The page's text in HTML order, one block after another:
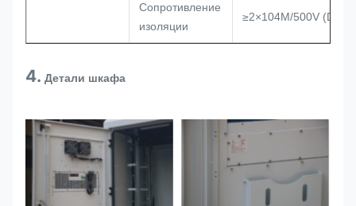
Сопротивление
изоляции
≥2×104M/500V (DC)
4. Детали шкафа